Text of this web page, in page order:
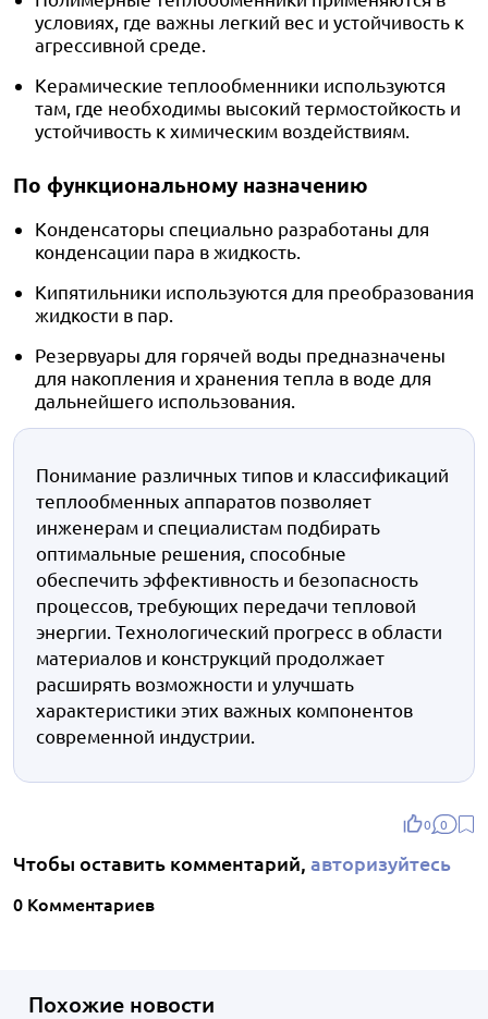
условиях, где важны легкий вес и устойчивость к
агрессивной среде.
Керамические теплообменники используются
там, где необходимы высокий термостойкость и
устойчивость к химическим воздействиям.
По функциональному назначению
Конденсаторы специально разработаны для
конденсации пара в жидкость.
Кипятильники используются для преобразования
жидкости в пар.
Резервуары для горячей воды предназначены
для накопления и хранения тепла в воде для
дальнейшего использования.
Понимание различных типов и классификаций
теплообменных аппаратов позволяет
инженерам и специалистам подбирать
оптимальные решения, способные
обеспечить эффективность и безопасность
процессов, требующих передачи тепловой
энергии. Технологический прогресс в области
материалов и конструкций продолжает
расширять возможности и улучшать
характеристики этих важных компонентов
современной индустрии.
0 0
Чтобы оставить комментарий, авторизуйтесь
0 Комментариев
Похожие новости